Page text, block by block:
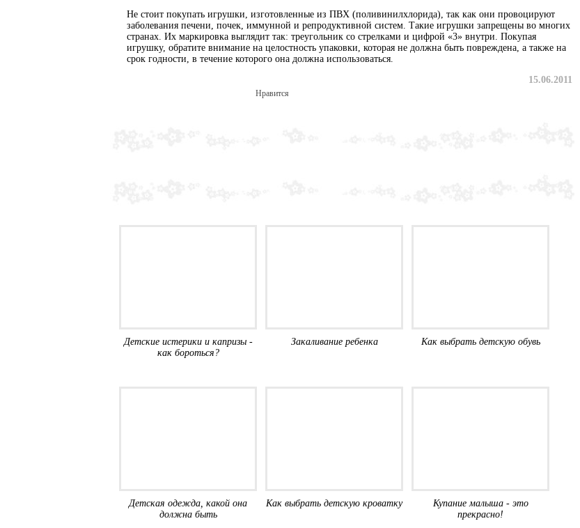
Не стоит покупать игрушки, изготовленные из ПВХ (поливинилхлорида), так как они провоцируют
заболевания печени, почек, иммунной и репродуктивной систем. Такие игрушки запрещены во многих
странах. Их маркировка выглядит так: треугольник со стрелками и цифрой «3» внутри. Покупая
игрушку, обратите внимание на целостность упаковки, которая не должна быть повреждена, а также на
срок годности, в течение которого она должна использоваться.
15.06.2011
Нравится
Детские истерики и капризы -
как бороться?
Закаливание ребенка Как выбрать детскую обувь
Детская одежда, какой она
должна быть
Как выбрать детскую кроватку
Купание малыша - это
прекрасно!